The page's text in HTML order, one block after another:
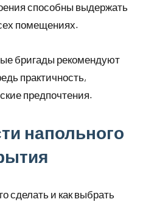
способны выдержать
помещениях.
бригады рекомендуют
практичность,
предпочтения.
напольного